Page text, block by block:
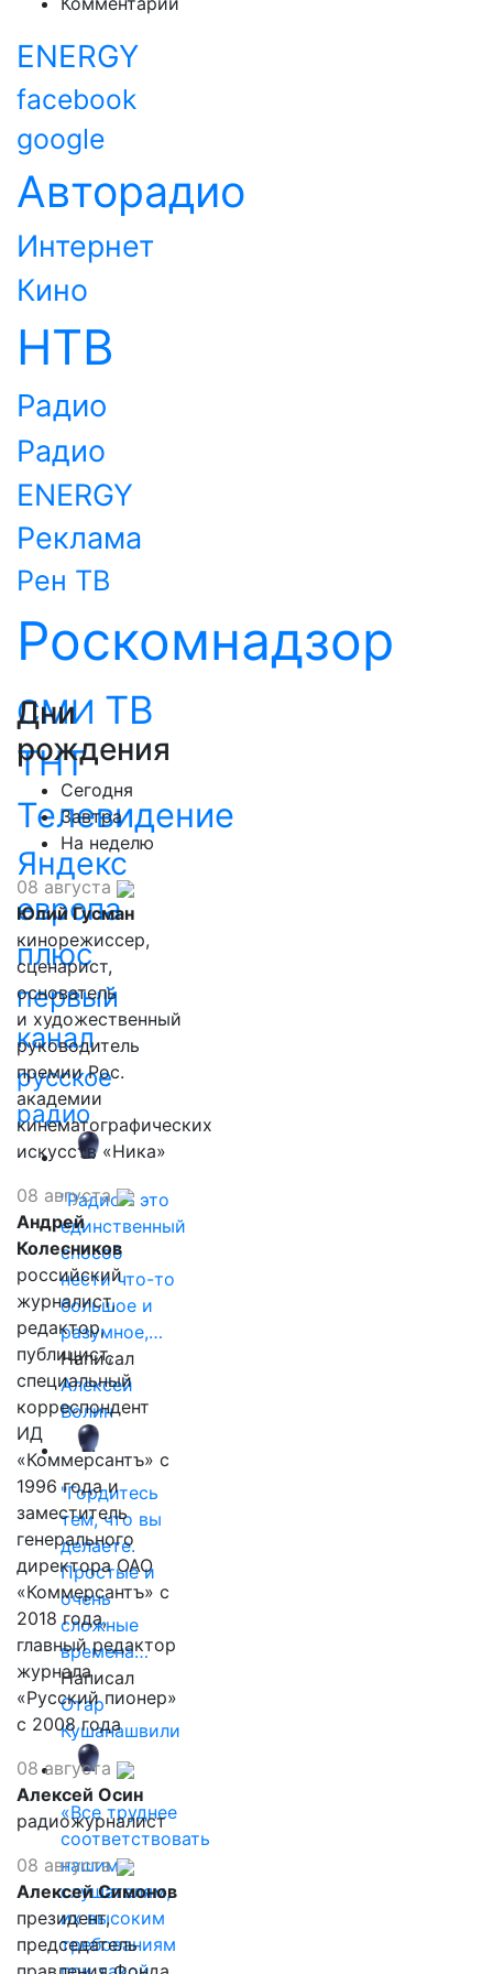
ENERGY
facebook
google
Авторадио
Интернет
Кино
НТВ
Радио
Радио
ENERGY
Реклама
Рен ТВ
Роскомнадзор
СМИ ТВ
ТНТ
Телевидение
Яндекс
европа
плюс
первый
канал
русское
радио
"Радио - это
единственный
способ
нести что-то
большое и
разумное,…
Написал
Алексей
Волин
"Гордитесь
тем, что вы
делаете.
Простые и
очень
сложные
времена…
Написал
Отар
Кушанашвили
«Все труднее
соответствовать
нашим
слушателям,
их высоким
требованиям
Дни
рождения
Сегодня
Завтра
На неделю
08 августа
Юлий Гусман
кинорежиссер,
сценарист,
основатель
и художественный
руководитель
премии Рос.
академии
кинематографических
искусств «Ника»
08 августа
Андрей
Колесников
российский
журналист,
редактор,
публицист,
специальный
корреспондент
ИД
«Коммерсантъ» с
1996 года и
заместитель
генерального
директора ОАО
«Коммерсантъ» с
2018 года,
главный редактор
журнала
«Русский пионер»
с 2008 года
08 августа
Алексей Осин
радиожурналист
08 августа
Алексей Симонов
президент,
председатель